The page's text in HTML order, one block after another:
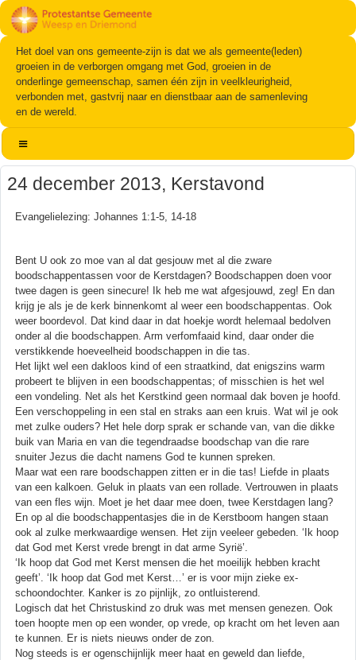
Het doel van ons gemeente-zijn is dat we als gemeente(leden)
groeien in de verborgen omgang met God, groeien in de
onderlinge gemeenschap, samen één zijn in veelkleurigheid,
verbonden met, gastvrij naar en dienstbaar aan de samenleving
en de wereld.
24 december 2013, Kerstavond
Evangelielezing: Johannes 1:1-5, 14-18
Bent U ook zo moe van al dat gesjouw met al die zware
boodschappentassen voor de Kerstdagen? Boodschappen doen voor
twee dagen is geen sinecure! Ik heb me wat afgesjouwd, zeg! En dan
krijg je als je de kerk binnenkomt al weer een boodschappentas. Ook
weer boordevol. Dat kind daar in dat hoekje wordt helemaal bedolven
onder al die boodschappen. Arm verfomfaaid kind, daar onder die
verstikkende hoeveelheid boodschappen in die tas.
Het lijkt wel een dakloos kind of een straatkind, dat enigszins warm
probeert te blijven in een boodschappentas; of misschien is het wel
een vondeling. Net als het Kerstkind geen normaal dak boven je hoofd.
Een verschoppeling in een stal en straks aan een kruis. Wat wil je ook
met zulke ouders? Het hele dorp sprak er schande van, van die dikke
buik van Maria en van die tegendraadse boodschap van die rare
snuiter Jezus die dacht namens God te kunnen spreken.
Maar wat een rare boodschappen zitten er in die tas! Liefde in plaats
van een kalkoen. Geluk in plaats van een rollade. Vertrouwen in plaats
van een fles wijn. Moet je het daar mee doen, twee Kerstdagen lang?
En op al die boodschappentasjes die in de Kerstboom hangen staan
ook al zulke merkwaardige wensen. Het zijn veeleer gebeden. ‘Ik hoop
dat God met Kerst vrede brengt in dat arme Syrië’.
‘Ik hoop dat God met Kerst mensen die het moeilijk hebben kracht
geeft’. ‘Ik hoop dat God met Kerst…’ er is voor mijn zieke ex-
schoondochter. Kanker is zo pijnlijk, zo ontluisterend.
Logisch dat het Christuskind zo druk was met mensen genezen. Ook
toen hoopte men op een wonder, op vrede, op kracht om het leven aan
te kunnen. Er is niets nieuws onder de zon.
Nog steeds is er ogenschijnlijk meer haat en geweld dan liefde,